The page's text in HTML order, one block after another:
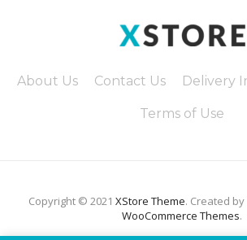
About Us Contact Us Delivery
Terms of Use
Copyright © 2021 XStore Theme. Created
WooCommerce Themes.